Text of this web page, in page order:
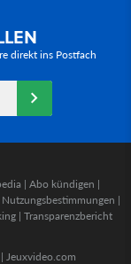
direkt ins Postfach
| Abo kündigen |
Nutzungsbestimmungen |
| Transparenzbericht
| Jeuxvideo.com